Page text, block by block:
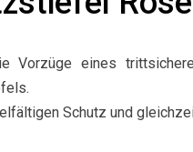
Vorzüge eines
Schutz und